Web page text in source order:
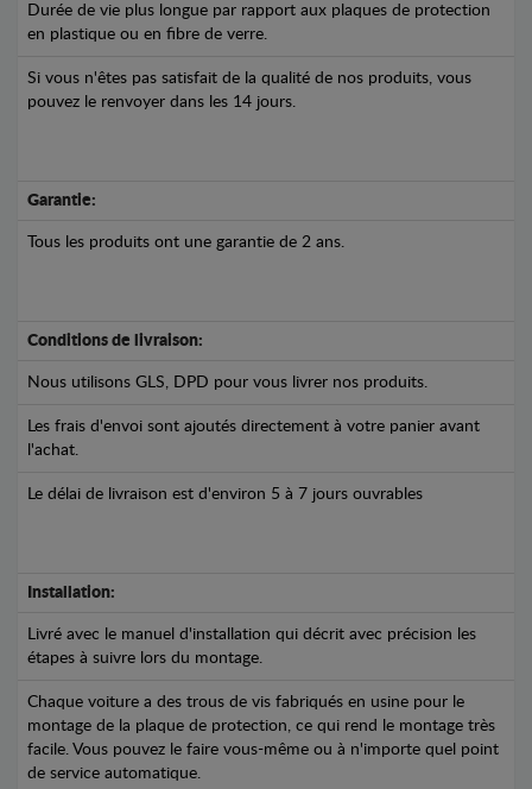
Durée de vie plus longue par rapport aux plaques de protection
en plastique ou en fibre de verre.
Si vous n'êtes pas satisfait de la qualité de nos produits, vous
pouvez le renvoyer dans les 14 jours.
Garantie:
Tous les produits ont une garantie de 2 ans.
Conditions de livraison:
Nous utilisons GLS, DPD pour vous livrer nos produits.
Les frais d'envoi sont ajoutés directement à votre panier avant
l'achat.
Le délai de livraison est d'environ 5 à 7 jours ouvrables
Installation:
Livré avec le manuel d'installation qui décrit avec précision les
étapes à suivre lors du montage.
Chaque voiture a des trous de vis fabriqués en usine pour le
montage de la plaque de protection, ce qui rend le montage très
facile. Vous pouvez le faire vous-même ou à n'importe quel point
de service automatique.